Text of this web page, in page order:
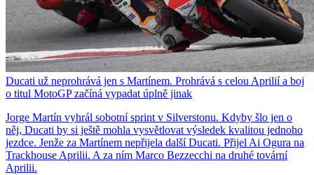
Ducati už neprohrává jen s Martínem. Prohrává s celou Aprilií a boj
o titul MotoGP začíná vypadat úplně jinak
Jorge Martín vyhrál sobotní sprint v Silverstonu. Kdyby šlo jen o
něj, Ducati by si ještě mohla vysvětlovat výsledek kvalitou jednoho
jezdce. Jenže za Martínem nepřijela další Ducati. Přijel Ai Ogura na
Trackhouse Aprilii. A za ním Marco Bezzecchi na druhé tovární
Aprilii.